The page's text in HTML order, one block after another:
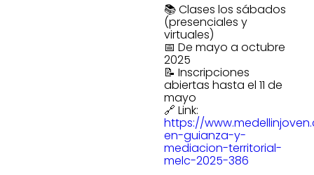
📚 Clases los sábados
(presenciales y
virtuales)
📅 De mayo a octubre
2025
📝 Inscripciones
abiertas hasta el 11 de
mayo
🔗 Link:
https://
en-guianza-y-
mediacion-territorial-
melc-2025-386